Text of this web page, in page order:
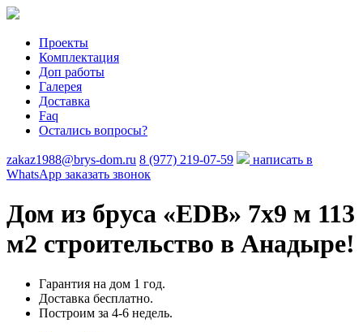
Проекты
Комплектация
Доп работы
Галерея
Доставка
Faq
Остались вопросы?
zakaz1988@brys-dom.ru 8 (977) 219-07-59
написать в
WhatsApp заказать звонок
Дом из бруса «EDB» 7х9 м 113
м2 строительство в Анадыре!
Гарантия на дом 1 год.
Доставка бесплатно.
Построим за 4-6 недель.